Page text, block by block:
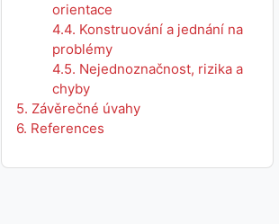
orientace
4.4. Konstruování a jednání na
problémy
4.5. Nejednoznačnost, rizika a
chyby
5. Závěrečné úvahy
6. References